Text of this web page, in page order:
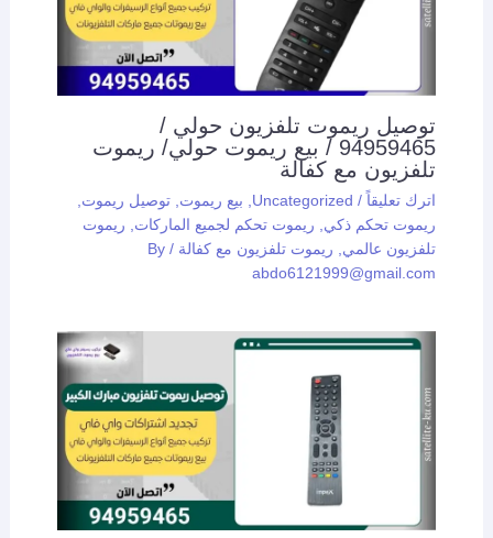
توصيل ريموت تلفزيون حولي /
94959465 / بيع ريموت حولي/ ريموت
تلفزيون مع كفالة
اترك تعليقاً /
Uncategorized
, بيع ريموت, توصيل ريموت,
ريموت تحكم ذكي, ريموت تحكم لجميع الماركات, ريموت
تلفزيون عالمي, ريموت تلفزيون مع كفالة / By
abdo6121999@gmail.com